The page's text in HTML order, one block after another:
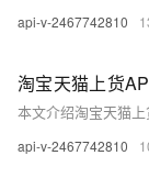
api-v-2467742810
淘宝天猫上货
api-v-2467742810